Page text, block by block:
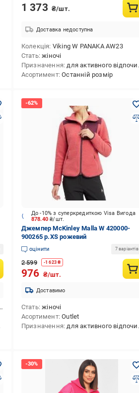
1 373 ₴/шт.
Доставка недоступна
Колекція Viking W PANAKA AW23
Стать жіночі
Призначення для активного відпочинку
Асортимент Останній розмір
878.40₴/шт.
До -10% з суперкредиткою Visa Вигода
Джемпер McKinley Malla W 420000-
900265 р.XS рожевий
оцінити 7 варіантів
2 599 -1 623₴
976 ₴/шт.
Доставимо
Стать жіночі
Асортимент Outlet
Призначення для активного відпочинку,для лижного спорту,для сноубордингу,для зимових видів спорту